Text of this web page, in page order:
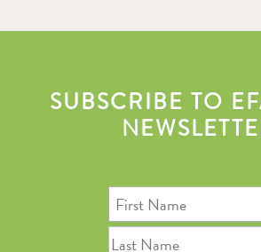
SUBSCRIBE TO